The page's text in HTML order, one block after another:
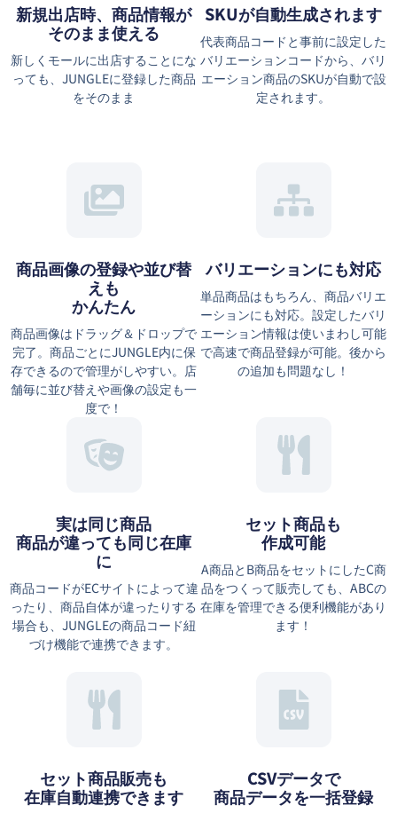
新規出店時、商品情報が
そのまま使える
新しくモールに出店することにな
っても、JUNGLEに登録した商品
をそのまま
SKUが自動生成されます
代表商品コードと事前に設定した
バリエーションコードから、バリ
エーション商品のSKUが自動で設
定されます。
商品画像の登録や並び替
えも
かんたん
商品画像はドラッグ＆ドロップで
完了。商品ごとにJUNGLE内に保
存できるので管理がしやすい。店
舗毎に並び替えや画像の設定も一
度で！
バリエーションにも対応
単品商品はもちろん、商品バリエ
ーションにも対応。設定したバリ
エーション情報は使いまわし可能
で高速で商品登録が可能。後から
の追加も問題なし！
実は同じ商品
商品が違っても同じ在庫
に
商品コードがECサイトによって違
ったり、商品自体が違ったりする
場合も、JUNGLEの商品コード紐
づけ機能で連携できます。
セット商品も
作成可能
A商品とB商品をセットにしたC商
品をつくって販売しても、ABCの
在庫を管理できる便利機能があり
ます！
セット商品販売も
在庫自動連携できます
CSVデータで
商品データを一括登録